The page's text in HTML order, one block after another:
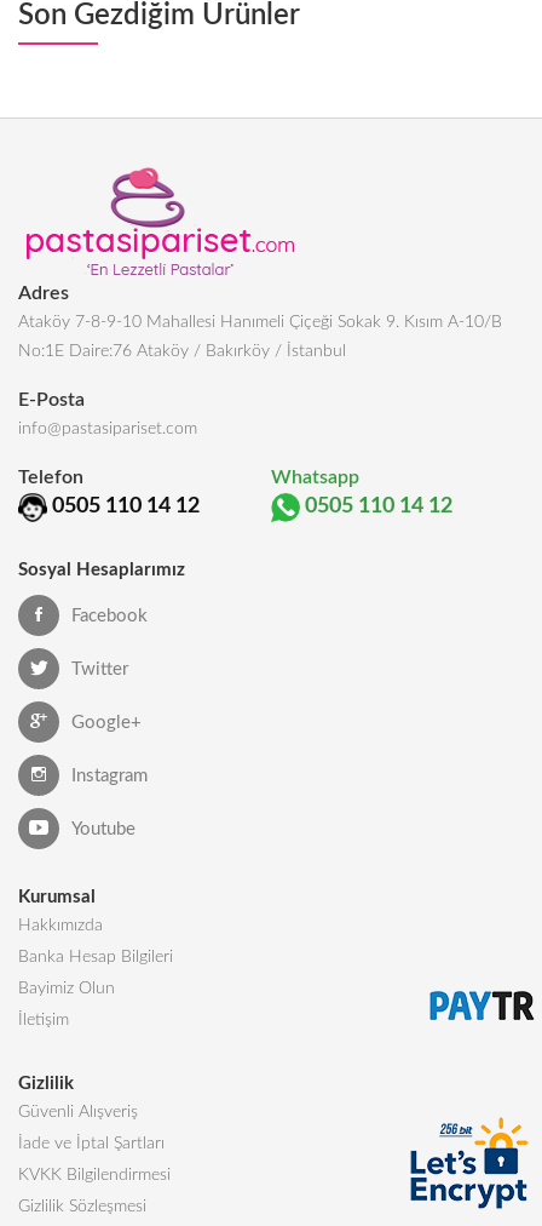
Son Gezdiğim Ürünler
Adres
Ataköy 7-8-9-10 Mahallesi Hanımeli Çiçeği Sokak 9. Kısım A-10/B
No:1E Daire:76 Ataköy / Bakırköy / İstanbul
E-Posta
info@pastasipariset.com
Telefon
0505 110 14 12
Whatsapp
0505 110 14 12
Sosyal Hesaplarımız
Facebook
Twitter
Google+
Instagram
Youtube
Kurumsal
Hakkımızda
Banka Hesap Bilgileri
Bayimiz Olun
İletişim
Gizlilik
Güvenli Alışveriş
İade ve İptal Şartları
KVKK Bilgilendirmesi
Gizlilik Sözleşmesi